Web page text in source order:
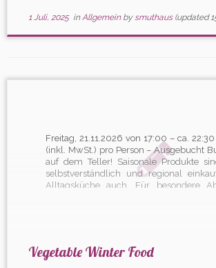
1 Juli, 2025inAllgemein by smuthaus(updated
Freitag, 21.11.2026 von 17:00 – ca.
(inkl. MwSt.) pro Person – Ausgebucht
auf dem Teller! Saisonale Produkte
selbstverständlich und regional
Alltagsküche auch. Für besondere
Vegetable Winter Food